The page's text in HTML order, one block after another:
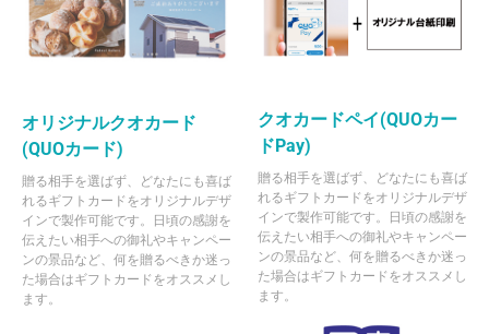
オリジナルクオカード
(QUOカード)
贈る相手を選ばず、どなたにも喜ば
れるギフトカードをオリジナルデザ
インで製作可能です。日頃の感謝を
伝えたい相手への御礼やキャンペー
ンの景品など、何を贈るべきか迷っ
た場合はギフトカードをオススメし
ます。
クオカードペイ(QUOカー
ドPay)
贈る相手を選ばず、どなたにも喜ば
れるギフトカードをオリジナルデザ
インで製作可能です。日頃の感謝を
伝えたい相手への御礼やキャンペー
ンの景品など、何を贈るべきか迷っ
た場合はギフトカードをオススメし
ます。